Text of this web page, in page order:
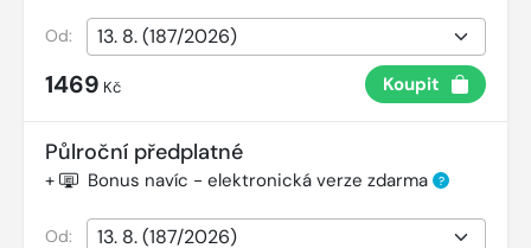
Od:
1469 Kč Koupit
Půlroční předplatné
+ Bonus navíc - elektronická verze zdarma ?
Od: